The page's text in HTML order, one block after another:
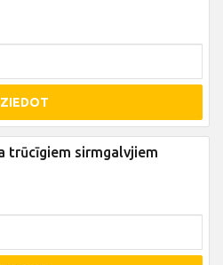
ZIEDOT
trūcīgiem sirmgalvjiem